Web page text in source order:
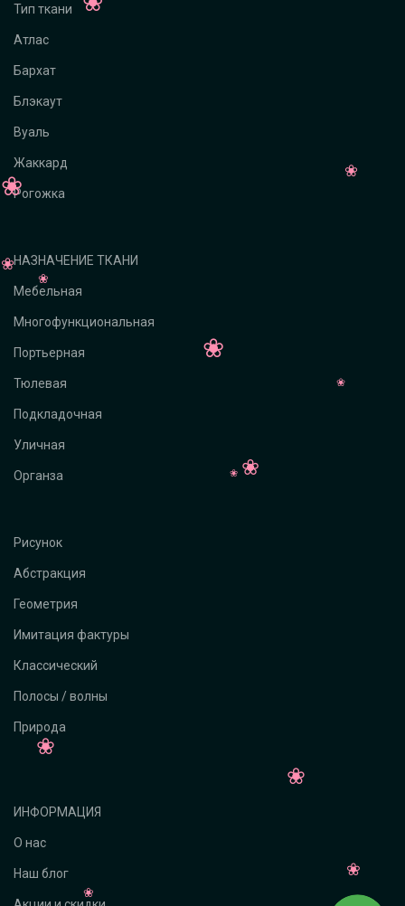
Тип ткани
Атлас
Бархат
Блэкаут
Вуаль
Жаккард
Рогожка
НАЗНАЧЕНИЕ ТКАНИ
Мебельная
Многофункциональная
Портьерная
Тюлевая
Подкладочная
Уличная
Органза
Рисунок
Абстракция
Геометрия
Имитация фактуры
Классический
Полосы / волны
Природа
ИНФОРМАЦИЯ
О нас
Наш блог